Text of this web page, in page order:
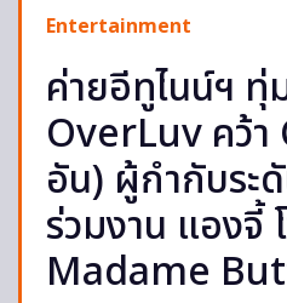
Entertainment
ค่ายอีทูไนน์ฯ ทุ่
OverLuv คว้า
อัน) ผู้กำกับระ
ร่วมงาน แองจี้
Madame